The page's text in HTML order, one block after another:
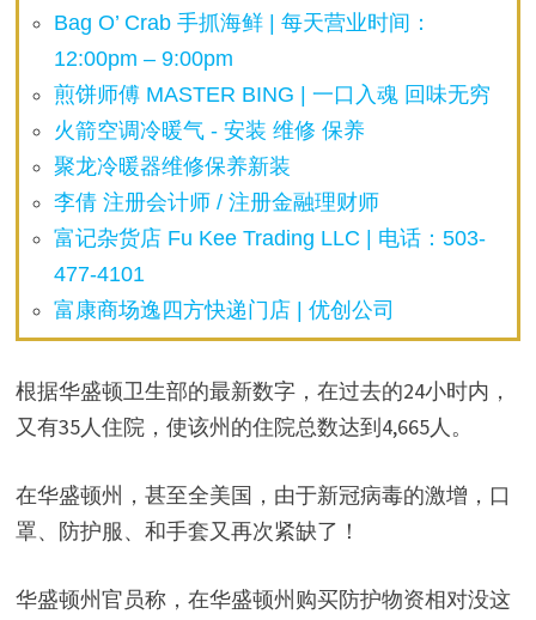
o
Bag O’ Crab 手抓海鲜 | 每天营业时间：
12:00pm – 9:00pm
煎饼师傅 MASTER BING | 一口入魂 回味无穷
火箭空调冷暖气 - 安装 维修 保养
聚龙冷暖器维修保养新装
李倩 注册会计师 / 注册金融理财师
富记杂货店 Fu Kee Trading LLC | 电话：503-
477-4101
富康商场逸四方快递门店 | 优创公司
根据华盛顿卫生部的最新数字，在过去的24小时内，
又有35人住院，使该州的住院总数达到4,665人。
在华盛顿州，甚至全美国，由于新冠病毒的激增，口
罩、防护服、和手套又再次紧缺了！
华盛顿州官员称，在华盛顿州购买防护物资相对没这